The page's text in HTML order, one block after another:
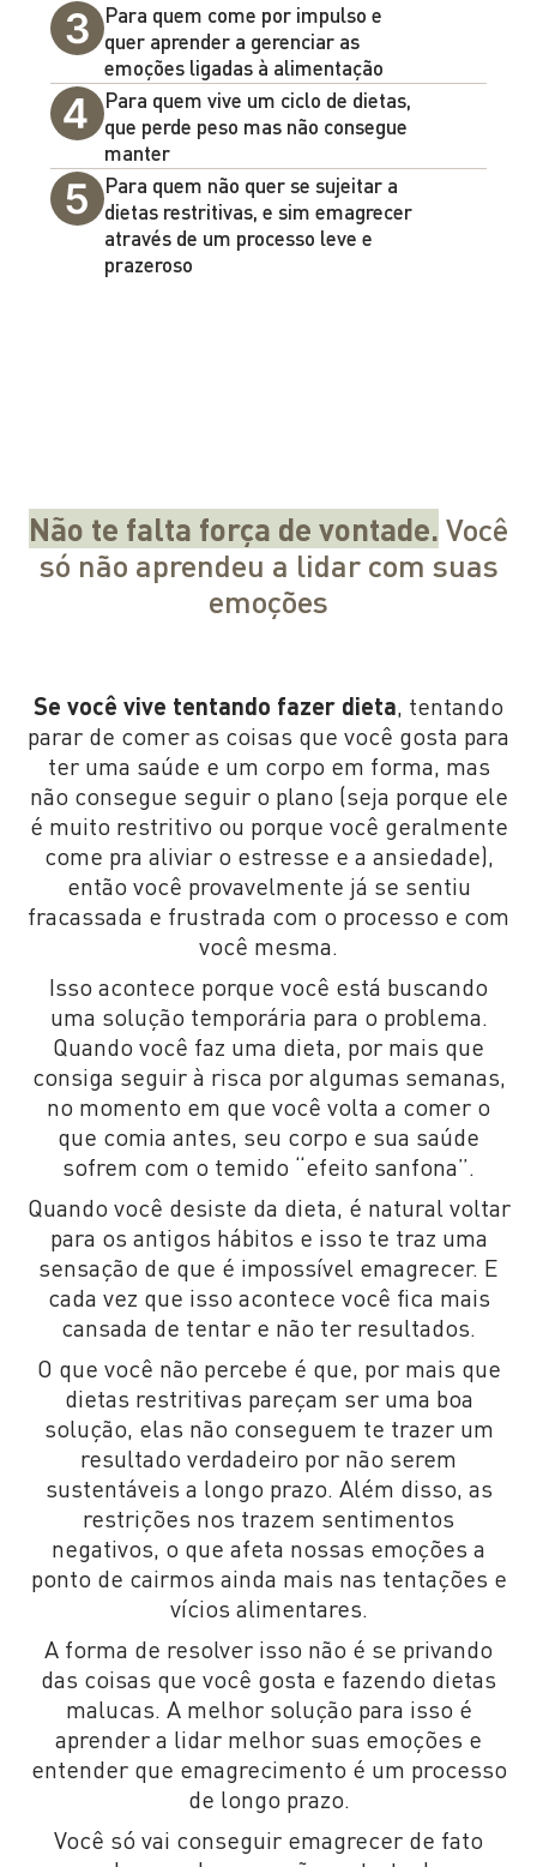
Para quem come por impulso e
quer aprender a gerenciar as
emoções ligadas à alimentação​
Para quem vive um ciclo de dietas,
que perde peso mas não consegue
manter​
Para quem não quer se sujeitar a
dietas restritivas, e sim emagrecer
através de um processo leve e
prazeroso
Não te falta força de vontade. Você
só não aprendeu a lidar com suas
emoções
Se você vive tentando fazer dieta, tentando
parar de comer as coisas que você gosta para
ter uma saúde e um corpo em forma, mas
não consegue seguir o plano (seja porque ele
é muito restritivo ou porque você geralmente
come pra aliviar o estresse e a ansiedade),
então você provavelmente já se sentiu
fracassada e frustrada com o processo e com
você mesma.
Isso acontece porque você está buscando
uma solução temporária para o problema.
Quando você faz uma dieta, por mais que
consiga seguir à risca por algumas semanas,
no momento em que você volta a comer o
que comia antes, seu corpo e sua saúde
sofrem com o temido “efeito sanfona”.
Quando você desiste da dieta, é natural voltar
para os antigos hábitos e isso te traz uma
sensação de que é impossível emagrecer. E
cada vez que isso acontece você fica mais
cansada de tentar e não ter resultados.
O que você não percebe é que, por mais que
dietas restritivas pareçam ser uma boa
solução, elas não conseguem te trazer um
resultado verdadeiro por não serem
sustentáveis a longo prazo. Além disso, as
restrições nos trazem sentimentos
negativos, o que afeta nossas emoções a
ponto de cairmos ainda mais nas tentações e
vícios alimentares.
A forma de resolver isso não é se privando
das coisas que você gosta e fazendo dietas
malucas. A melhor solução para isso é
aprender a lidar melhor suas emoções e
entender que emagrecimento é um processo
de longo prazo.
Você só vai conseguir emagrecer de fato